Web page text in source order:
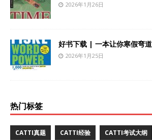
2026年1月26日
好书下载 | 一本让你寒假弯
2026年1月25日
热门标签
CATTI真题 CATTI经验 CATTI考试大纲